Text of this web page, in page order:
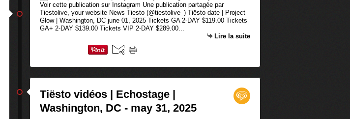
Voir cette publication sur Instagram Une publication partagée par
Tiestolive, your website News Tiesto (@tiestolive_) Tiësto date | Project
Glow | Washington, DC june 01, 2025 Tickets GA 2-DAY $119.00 Tickets
GA+ 2-DAY $139.00 Tickets VIP 2-DAY $289.00...
Lire la suite
Tiësto vidéos | Echostage |
Washington, DC - may 31, 2025